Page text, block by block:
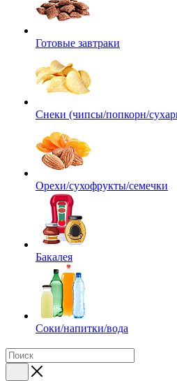
Готовые завтраки
Снеки (чипсы/попкорн/
Орехи/сухофрукты/семечки
Бакалея
Соки/напитки/вода